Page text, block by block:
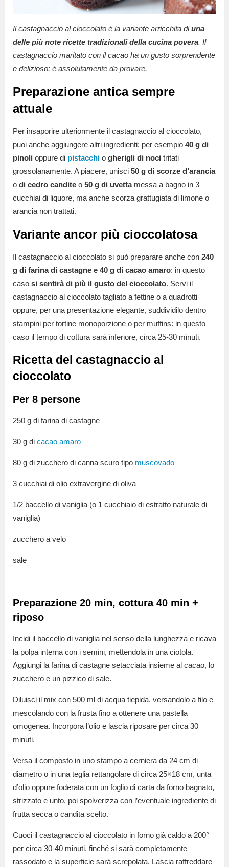
Il castagnaccio al cioccolato è la variante arricchita diuna
delle più note ricette tradizionali della cucina povera. Il
castagnaccio maritato con il cacao ha un gusto sorprendente
e delizioso: è assolutamente da provare.
Preparazione antica sempre
attuale
Per insaporire ulteriormente il castagnaccio al cioccolato,
puoi anche aggiungere altri ingredienti: per esempio 40 g di
pinoli oppure di pistacchi o gherigli di noci tritati
grossolanamente. A piacere, unisci 50 g di scorze d’arancia
o di cedro candite o 50 g di uvettamessa a bagno in 3
cucchiai di liquore, ma anche scorza grattugiata di limone o
arancia non trattati.
Variante ancor più cioccolatosa
Il castagnaccio al cioccolato si può preparare anche con 240
g di farina di castagne e 40 g di cacao amaro: in questo
caso si sentirà di più il gusto del cioccolato. Servi il
castagnaccio al cioccolato tagliato a fettine o a quadrotti
oppure, per una presentazione elegante, suddividilo dentro
stampini per tortine monoporzione o per muffins: in questo
caso il tempo di cottura sarà inferiore, circa 25-30 minuti.
Ricetta del castagnaccio al
cioccolato
Per 8 persone
250 g di farina di castagne
30 g di cacao amaro
80 g di zucchero di canna scuro tipo muscovado
3 cucchiai di olio extravergine di oliva
1/2 baccello di vaniglia (o 1 cucchiaio di estratto naturale di
vaniglia)
zucchero a velo
sale
Preparazione 20 min, cottura 40 min +
riposo
Incidi il baccello di vaniglia nel senso della lunghezza e ricava
la polpa interna con i semini, mettendola in una ciotola.
Aggiungi la farina di castagne setacciata insieme al cacao, lo
zucchero e un pizzico di sale.
Diluisci il mix con 500 ml di acqua tiepida, versandolo a filo e
mescolando con la frusta fino a ottenere una pastella
omogenea. Incorpora l’olio e lascia riposare per circa 30
minuti.
Versa il composto in uno stampo a cerniera da 24 cm di
diametro o in una teglia rettangolare di circa 25×18 cm, unta
d’olio oppure foderata con un foglio di carta da forno bagnato,
strizzato e unto, poi spolverizza con l’eventuale ingrediente di
frutta secca o candita scelto.
Cuoci il castagnaccio al cioccolato in forno già caldo a 200°
per circa 30-40 minuti, finché si sarà completamente
rassodato e la superficie sarà screpolata. Lascia raffreddare